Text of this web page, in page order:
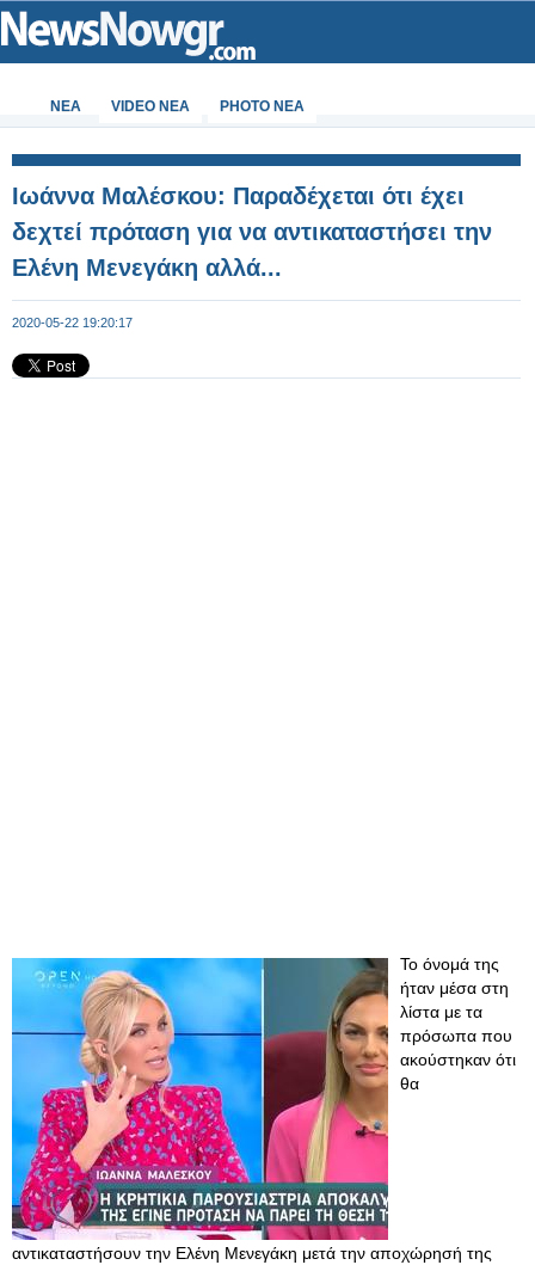
ΝΕΑ VIDEO NEA PHOTO NEA
Iωάννα Μαλέσκου: Παραδέχεται ότι έχει
δεχτεί πρόταση για να αντικαταστήσει την
Ελένη Μενεγάκη αλλά...
2020-05-22 19:20:17
Το όνομά της
ήταν μέσα στη
λίστα με τα
πρόσωπα που
ακούστηκαν ότι
θα
αντικαταστήσουν την Ελένη Μενεγάκη μετά την αποχώρησή της